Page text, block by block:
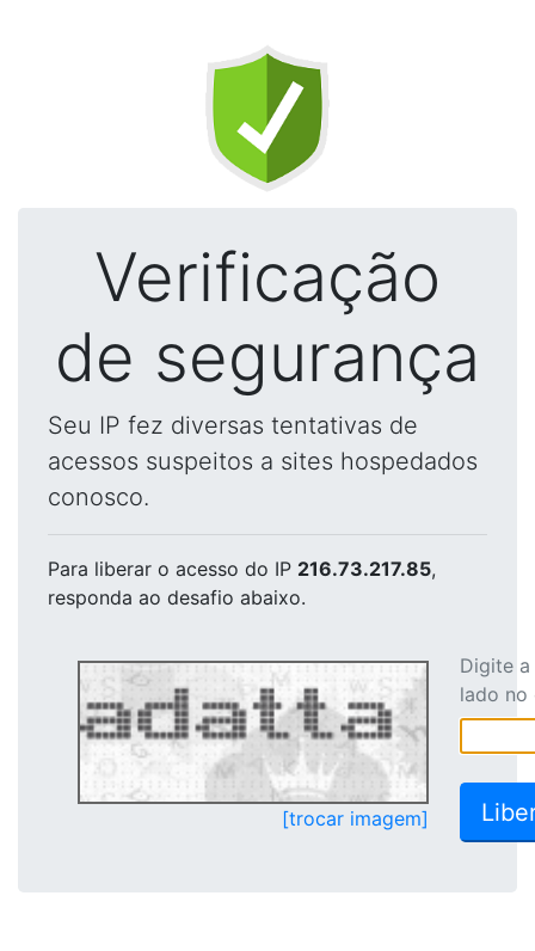
Verificação
de segurança
Seu IP fez diversas tentativas de
acessos suspeitos a sites hospedados
conosco.
Para liberar o acesso do IP 216.73.217.85,
responda ao desafio abaixo.
[trocar imagem]
Digite
lado no